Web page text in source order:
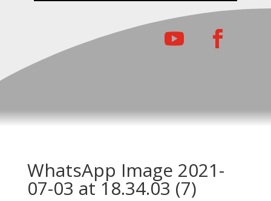
WhatsApp Image 2021-
07-03 at 18.34.03 (7)